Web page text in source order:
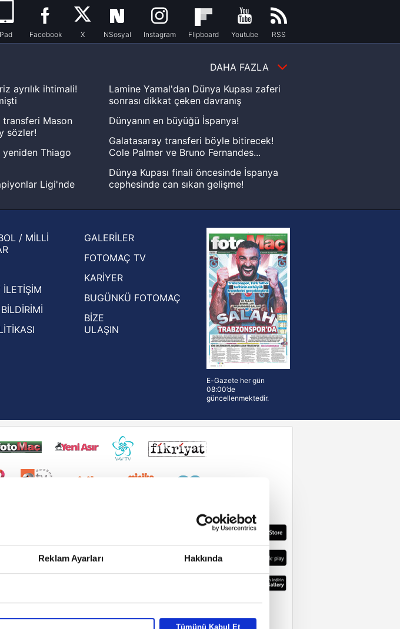
Reklam Ayarları Hakkında
Tümünü Kabul Et
Facebook X NSosyal Instagram Flipboard Youtube RSS
DAHA FAZLA
ayrılık ihtimali!
transferi Mason
sözler!
Thiago
Ligi'nde
manşetler!
Ligi'nde 3. Ön
rakipleri belli oldu!
Lamine Yamal'dan Dünya Kupası zaferi
sonrası dikkat çeken davranış
Dünyanın en büyüğü İspanya!
Galatasaray transferi böyle bitirecek!
Cole Palmer ve Bruno Fernandes...
Dünya Kupası finali öncesinde İspanya
cephesinde can sıkan gelişme!
Hernan Crespo, Meksika Ligi
ekiplerinden Atlas'ın yeni teknik direktörü
oldu
/ MİLLİ
GALERİLER
FOTOMAÇ TV
KARİYER
BUGÜNKÜ FOTOMAÇ
BİZE
ULAŞIN
E-Gazete her gün
08:00’de
güncellenmektedir.